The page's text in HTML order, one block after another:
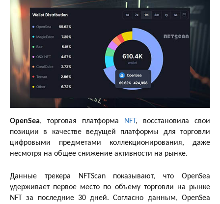
OpenSea, торговая платформа NFT , восстановила свои
позиции в качестве ведущей платформы для торговли
цифровыми предметами коллекционирования, даже
несмотря на общее снижение активности на рынке.
Данные трекера NFTScan показывают, что OpenSea
удерживает первое место по объему торговли на рынке
NFT за последние 30 дней. Согласно данным, OpenSea